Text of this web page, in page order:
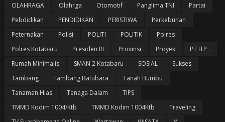
OLAHRAGA
Olahrga Otomotif Panglima TNI
Partai
Pebdidikan
PENDIDIKAN PERISTIWA
Perkebunan
Peternakan
Polisi POLITI POLITIK
Polres
Polres Kotabaru
Presiden RI Provinsi Proyek
PT ITP .
Rumah Minimalis
SMAN 2 Kotabaru SOSIAL
Sukses
Tambang
Tambang Batubara
Tanah Bumbu
Tanaman Hias
Tenaga Dalam
TIPS
TMMD Kodim 1004/Ktb
TMMD Kodim 1004Ktb
Traveling